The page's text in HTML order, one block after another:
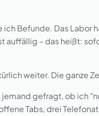
Befunde. Das Labor
auffällig – das heißt:
weiter. Die ganze
gefragt, ob ich
Tabs, drei